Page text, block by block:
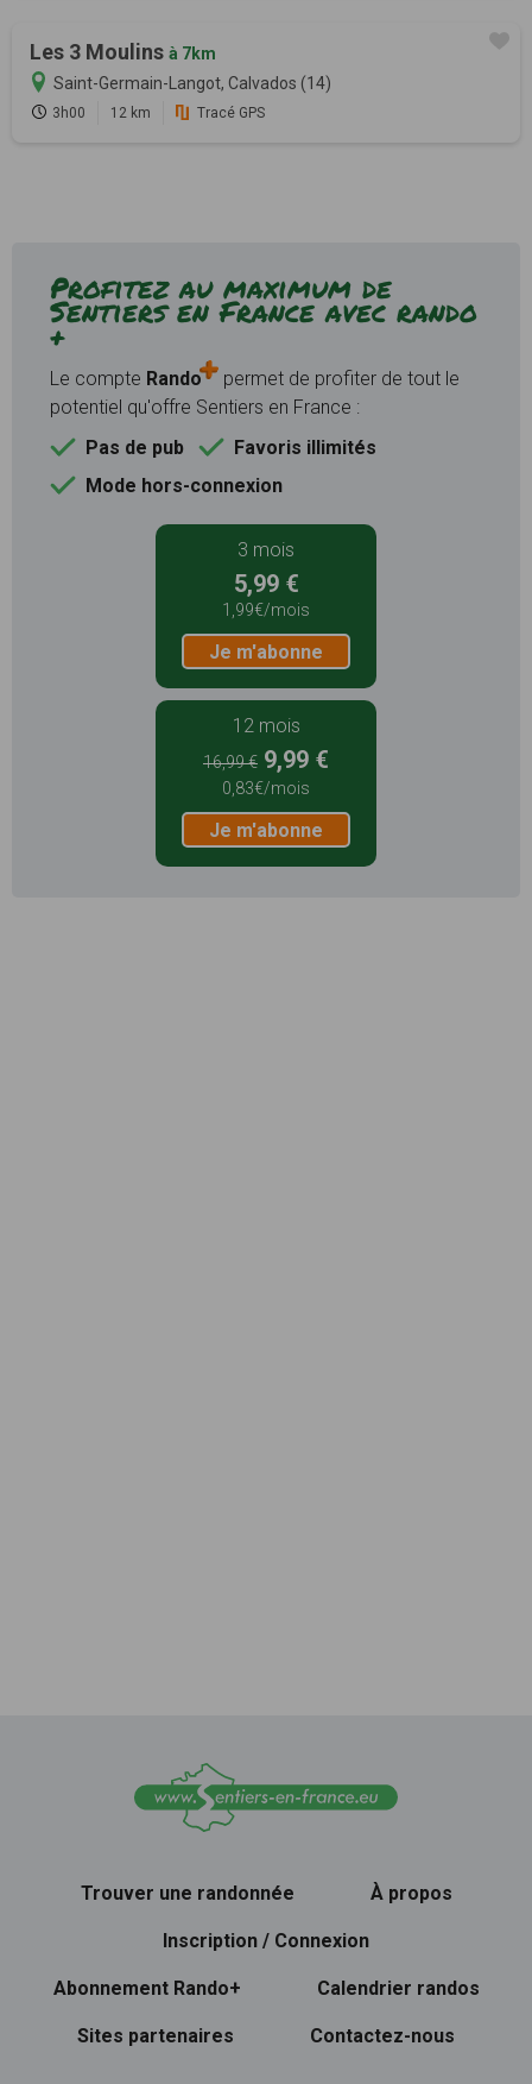
Les 3 Moulins à 7km
Saint-Germain-Langot, Calvados (14)
3h00 12 km Tracé GPS
Profitez au maximum de
Sentiers en France avec rando
+
Le compte Rando
permet de profiter de tout le
potentiel qu'offre Sentiers en France :
Pas de pub
Favoris illimités
Mode hors-connexion
3 mois
5,99 €
1,99€/mois
Je m'abonne
12 mois
16,99 € 9,99 €
0,83€/mois
Je m'abonne
Trouver une randonnée À propos
Inscription / Connexion
Abonnement Rando+ Calendrier randos
Sites partenaires Contactez-nous